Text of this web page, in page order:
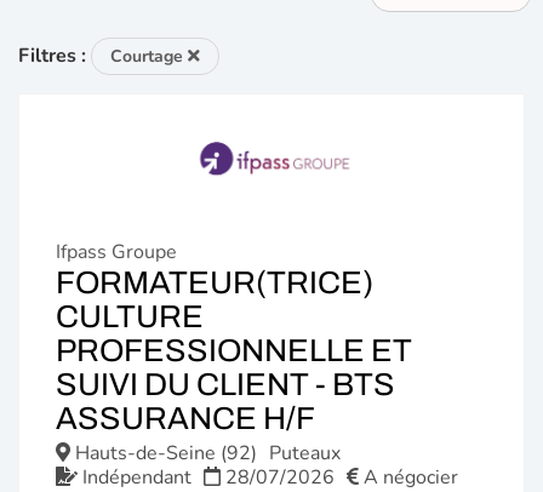
Filtres : Courtage
Ifpass Groupe
FORMATEUR(TRICE)
CULTURE
PROFESSIONNELLE ET
SUIVI DU CLIENT - BTS
ASSURANCE H/F
FENÊTRE)
Hauts-de-Seine (92) Puteaux
Indépendant
28/07/2026
A négocier